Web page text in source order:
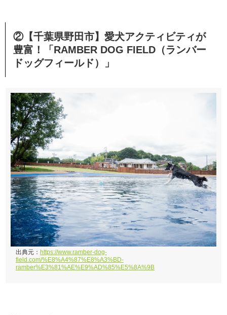
②【千葉県野田市】愛犬アクティビティが
豊富！「RAMBER DOG FIELD（ランバー
ドッグフィールド）」
出典元： https://www.ramber-dog-
field.com/%E8%A4%87%E8%A3%BD-
ramber%E3%81%AE%E9%AD%85%E5%8A%9B